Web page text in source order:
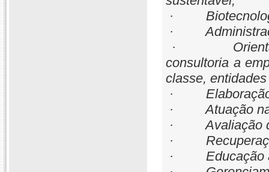
·
·
·
consultoria a
classe,
· Elaboração
· Atuação na
· Avaliação de
·
· Educação